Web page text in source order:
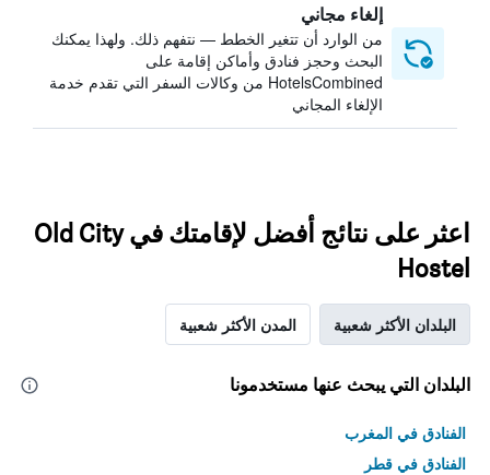
إلغاء مجاني
من الوارد أن تتغير الخطط — نتفهم ذلك. ولهذا يمكنك
البحث وحجز فنادق وأماكن إقامة على
HotelsCombined من وكالات السفر التي تقدم خدمة
الإلغاء المجاني
اعثر على نتائج أفضل لإقامتك في Old City
Hostel
البلدان الأكثر شعبية المدن الأكثر شعبية
البلدان التي يبحث عنها مستخدمونا
الفنادق في المغرب
الفنادق في قطر